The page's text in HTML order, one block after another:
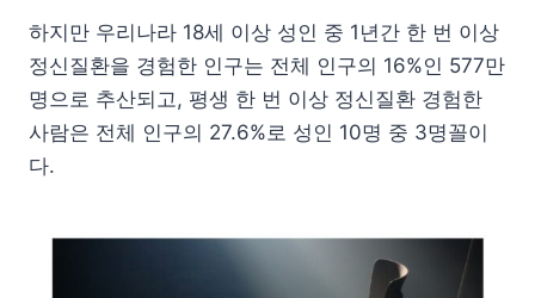
하지만 우리나라 18세 이상 성인 중 1년간 한 번 이상
정신질환을 경험한 인구는 전체 인구의 16%인 577만
명으로 추산되고, 평생 한 번 이상 정신질환 경험한
사람은 전체 인구의 27.6%로 성인 10명 중 3명꼴이
다.